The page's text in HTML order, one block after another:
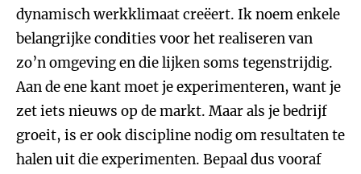
dynamisch werkklimaat creëert. Ik noem enkele
belangrijke condities voor het realiseren van
zo’n omgeving en die lijken soms tegenstrijdig.
Aan de ene kant moet je experimenteren, want je
zet iets nieuws op de markt. Maar als je bedrijf
groeit, is er ook discipline nodig om resultaten te
halen uit die experimenten. Bepaal dus vooraf